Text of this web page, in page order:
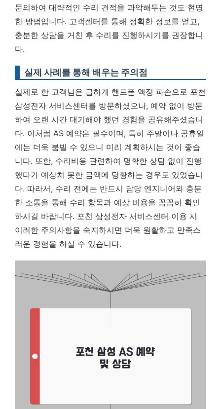
문의하여 대략적인 수리 견적을 파악해두는 것도 현명
한 방법입니다. 고객센터를 통해 정확한 정보를 얻고,
충분한 상담을 거친 후 수리를 진행하시기를 권장합니
다.
실제 사례를 통해 배우는 주의점
실제로 한 고객님은 급하게 핸드폰 액정 파손으로 포천
삼성전자 서비스센터를 방문하셨으나, 예약 없이 방문
하여 오랜 시간 대기해야 했던 경험을 공유해주셨습니
다. 이처럼 AS 예약은 필수이며, 특히 주말이나 공휴일
에는 더욱 붐빌 수 있으니 미리 계획하시는 것이 좋습
니다. 또한, 수리비용 관련하여 명확한 상담 없이 진행
했다가 예상치 못한 금액에 당황하는 경우도 있었습니
다. 따라서, 수리 전에는 반드시 담당 엔지니어와 충분
한 소통을 통해 수리 항목과 예상 비용을 꼼꼼히 확인
하시길 바랍니다. 포천 삼성전자 서비스센터 이용 시
이러한 주의사항을 숙지하시면 더욱 원활하고 만족스
러운 경험을 하실 수 있습니다.